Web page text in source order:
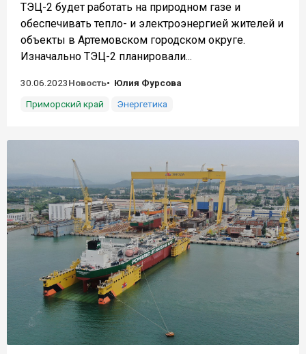
ТЭЦ-2 будет работать на природном газе и
обеспечивать тепло- и электроэнергией жителей и
объекты в Артемовском городском округе.
Изначально ТЭЦ-2 планировали...
30.06.2023Новость
Юлия Фурсова
Приморский край
Энергетика